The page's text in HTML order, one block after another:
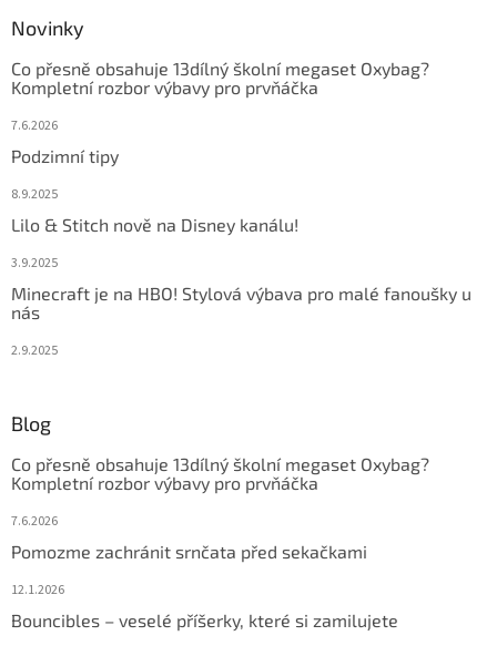
Novinky
Co přesně obsahuje 13dílný školní megaset Oxybag?
Kompletní rozbor výbavy pro prvňáčka
7.6.2026
Podzimní tipy
8.9.2025
Lilo & Stitch nově na Disney kanálu!
3.9.2025
Minecraft je na HBO! Stylová výbava pro malé fanoušky u
nás
2.9.2025
Blog
Co přesně obsahuje 13dílný školní megaset Oxybag?
Kompletní rozbor výbavy pro prvňáčka
7.6.2026
Pomozme zachránit srnčata před sekačkami
12.1.2026
Bouncibles – veselé příšerky, které si zamilujete